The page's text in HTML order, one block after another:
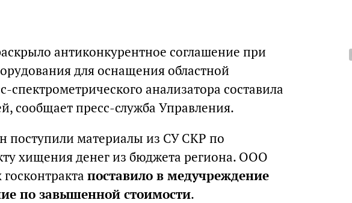
антиконкурентное соглашение при
для оснащения областной
анализатора составила
сообщает пресс-служба Управления.
поступили материалы из СУ СКР по
хищения денег из бюджета региона. ООО
поставило в медучреждение
по завышенной стоимости.